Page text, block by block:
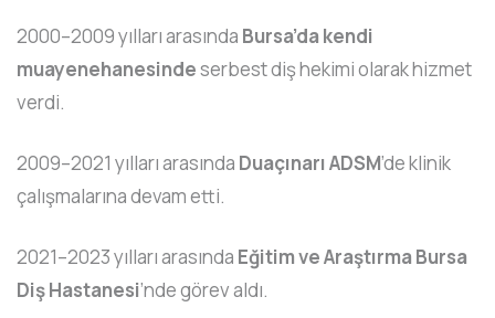
2000–2009 yılları arasında Bursa’da kendi
muayenehanesindeserbest diş hekimi olarak hizmet
verdi.
2009–2021 yılları arasında Duaçınarı ADSM’de klinik
çalışmalarına devam etti.
2021–2023 yılları arasında Eğitim ve Araştırma Bursa
Diş Hastanesi’nde görev aldı.